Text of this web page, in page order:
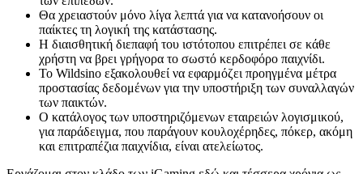
Θα χρειαστούν μόνο λίγα λεπτά για να κατανοήσουν οι
παίκτες τη λογική της κατάστασης.
Η διαισθητική διεπαφή του ιστότοπου επιτρέπει σε κάθε
χρήστη να βρει γρήγορα το σωστό κερδοφόρο παιχνίδι.
Το Wildsino εξακολουθεί να εφαρμόζει προηγμένα μέτρα
προστασίας δεδομένων για την υποστήριξη των συναλλαγών
των παικτών.
Ο κατάλογος των υποστηριζόμενων εταιρειών λογισμικού,
για παράδειγμα, που παράγουν κουλοχέρηδες, πόκερ, ακόμη
και επιτραπέζια παιχνίδια, είναι ατελείωτος.